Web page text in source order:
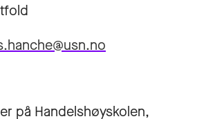
på Handelshøyskolen,